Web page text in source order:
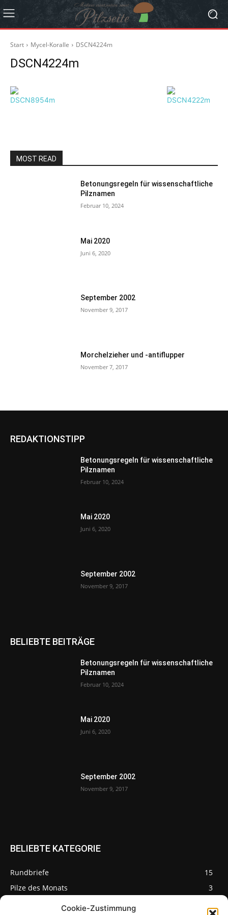
Cookie-Zustimmung
Start Mycel-Koralle DSCN4224m
DSCN4224m
MOST READ
Betonungsregeln für wissenschaftliche
Pilznamen
Februar 10, 2024
Mai 2020
Juni 6, 2020
September 2002
November 9, 2017
Morchelzieher und -antiflupper
November 7, 2017
REDAKTIONSTIPP
Betonungsregeln für wissenschaftliche
Pilznamen
Februar 10, 2024
Mai 2020
Juni 6, 2020
September 2002
November 9, 2017
BELIEBTE BEITRÄGE
Betonungsregeln für wissenschaftliche
Pilznamen
Februar 10, 2024
Mai 2020
Juni 6, 2020
September 2002
November 9, 2017
BELIEBTE KATEGORIE
Rundbriefe
15
Pilze des Monats
3